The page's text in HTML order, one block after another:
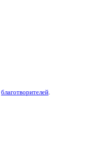
благотворителей